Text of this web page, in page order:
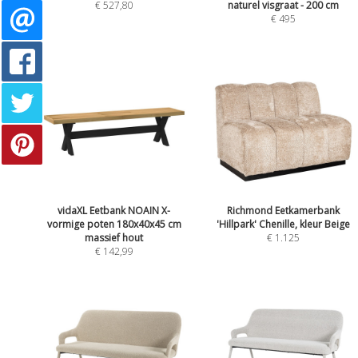
€ 527,80
naturel visgraat - 200 cm
€ 495
vidaXL Eetbank NOAIN X-
vormige poten 180x40x45 cm
massief hout
€ 142,99
Richmond Eetkamerbank
'Hillpark' Chenille, kleur Beige
€ 1.125